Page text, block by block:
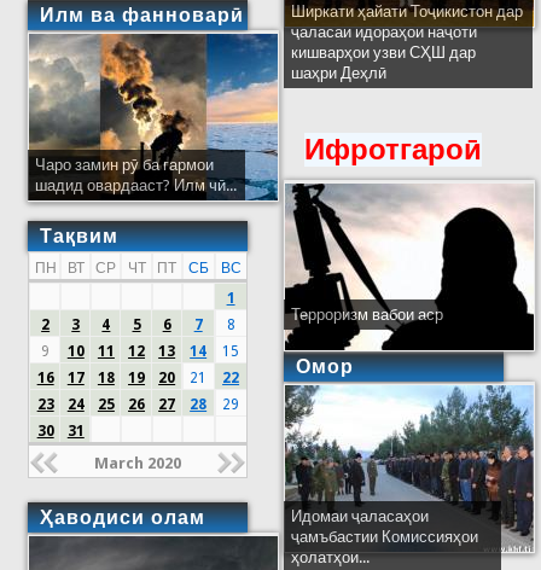
Илм ва фанноварӣ
Чаро замин рӯ ба гармои
шадид овардааст? Илм чӣ...
Тақвим
ПН ВТ СР ЧТ ПТ СБ
ВС
1
2
3 4 5 6 7
8
9
10 11 12 13 14
15
16
17 18 19 20 21
22
23
24 25 26 27 28
29
30
31
March 2020
Ҳаводиси олам
Ширкати ҳайати Тоҷикистон дар
ҷаласаи идораҳои наҷоти
кишварҳои узви СҲШ дар
шаҳри Деҳлӣ
Ифротгароӣ
Терроризм вабои аср
Омор
Идомаи ҷаласаҳои
ҷамъбастии Комиссияҳои
ҳолатҳои...